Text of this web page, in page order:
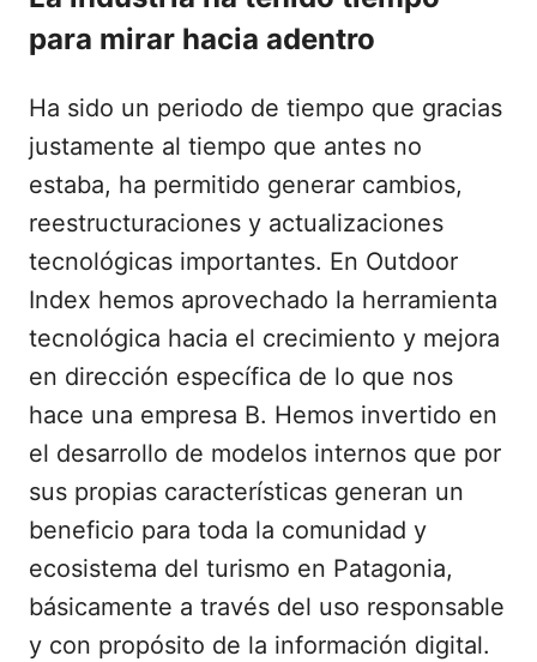
para mirar hacia adentro
Ha sido un periodo de tiempo que gracias
justamente al tiempo que antes no
estaba, ha permitido generar cambios,
reestructuraciones y actualizaciones
tecnológicas importantes. En Outdoor
Index hemos aprovechado la herramienta
tecnológica hacia el crecimiento y mejora
en dirección específica de lo que nos
hace una empresa B. Hemos invertido en
el desarrollo de modelos internos que por
sus propias características generan un
beneficio para toda la comunidad y
ecosistema del turismo en Patagonia,
básicamente a través del uso responsable
y con propósito de la información digital.